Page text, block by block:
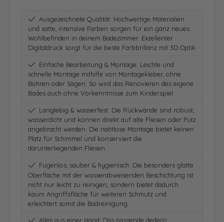
Ausgezeichnete Qualität: Hochwertige Materialien
und satte, intensive Farben sorgen für ein ganz neues
Wohlbefinden in deinem Badezimmer. Exzellenter
Digitaldruck sorgt für die beste Farbbrillanz mit 3D Optik
Einfache Bearbeitung & Montage: Leichte und
schnelle Montage mithilfe von Montagekleber, ohne
Bohren oder Sägen. So wird das Renovieren des eigene
Bades auch ohne Vorkenntnisse zum Kinderspiel.
Langlebig & wasserfest: Die Rückwände sind robust,
wasserdicht und können direkt auf alte Fliesen oder Putz
angebracht werden. Die nahtlose Montage bietet keinen
Platz für Schimmel und konserviert die
darunterliegenden Fliesen
Fugenlos, sauber & hygienisch: Die besonders glatte
Oberfläche mit der wasserabweisenden Beschichtung ist
nicht nur leicht zu reinigen, sondern bietet dadurch
kaum Angriffsfläche für weiteren Schmutz und
erleichtert somit die Badreinigung
Alles aus einer Hand: Das passende dedeco